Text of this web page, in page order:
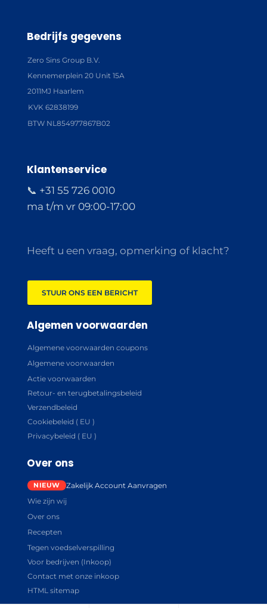
Bedrijfs gegevens
Zero Sins Group B.V.
Kennemerplein 20 Unit 15A
2011MJ Haarlem
KVK 62838199
BTW NL854977867B02
Klantenservice
📞 +31 55 726 0010
ma t/m vr 09:00-17:00
Heeft u een vraag, opmerking of klacht?
STUUR ONS EEN BERICHT
Algemen voorwaarden
Algemene voorwaarden coupons
Algemene voorwaarden
Actie voorwaarden
Retour- en terugbetalingsbeleid
Verzendbeleid
Cookiebeleid ( EU )
Privacybeleid ( EU )
Over ons
Zakelijk Account Aanvragen
Wie zijn wij
Over ons
Recepten
Tegen voedselverspilling
Voor bedrijven (Inkoop)
Contact met onze inkoop
HTML sitemap